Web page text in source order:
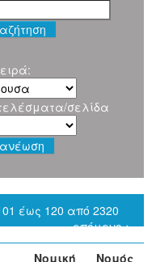
σελίδα
έως 120 από 2320
επόμενο >
Νομική
Νομός